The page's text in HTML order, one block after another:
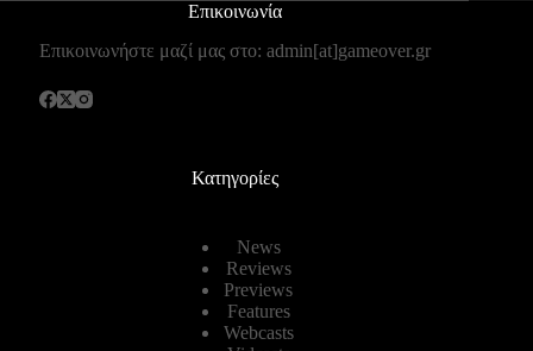
Επικοινωνία
Επικοινωνήστε μαζί μας στο: admin[at]gameover.gr
Κατηγορίες
News
Reviews
Previews
Features
Webcasts